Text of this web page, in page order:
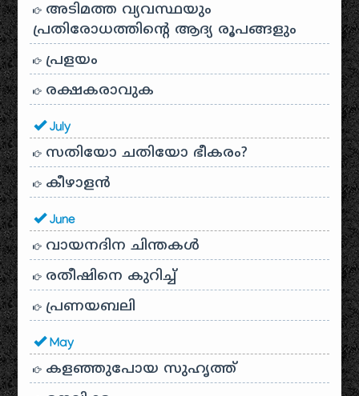
അടിമത്ത വ്യവസ്ഥയും
പ്രതിരോധത്തിന്റെ ആദ്യ രൂപങ്ങളും
പ്രളയം
രക്ഷകരാവുക
July
സതിയോ ചതിയോ ഭീകരം?
കീഴാളന്‍
June
വായനദിന ചിന്തകൾ
രതീഷിനെ കുറിച്ച്
പ്രണയബലി
May
കളഞ്ഞുപോയ സുഹൃത്ത്